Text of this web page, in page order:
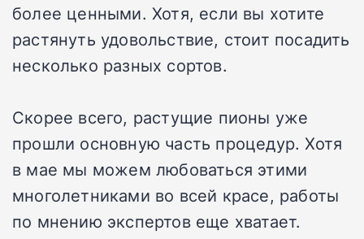
более ценными. Хотя, если вы хотите
растянуть удовольствие, стоит посадить
несколько разных сортов.
Скорее всего, растущие пионы уже
прошли основную часть процедур. Хотя
в мае мы можем любоваться этими
многолетниками во всей красе, работы
по мнению экспертов еще хватает.